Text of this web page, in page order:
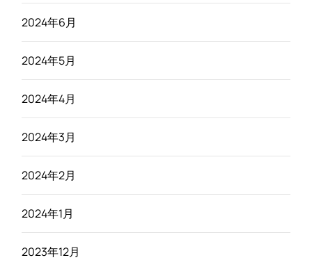
2024年6月
2024年5月
2024年4月
2024年3月
2024年2月
2024年1月
2023年12月